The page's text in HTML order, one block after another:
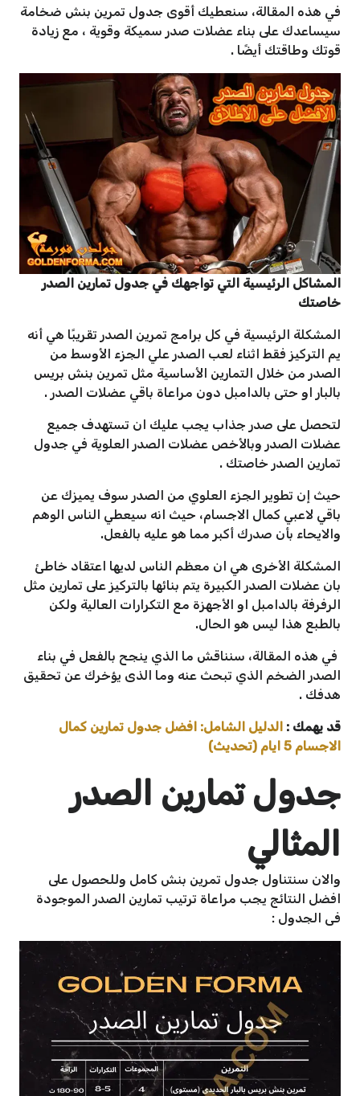
في هذه المقالة، سنعطيك أقوى جدول تمرين بنش ضخامة
سيساعدك على بناء عضلات صدر سميكة وقوية ، مع زيادة
قوتك وطاقتك أيضًا .
المشاكل الرئيسية التي تواجهك في جدول تمارين الصدر
خاصتك
المشكلة الرئيسية في كل برامج تمرين الصدر تقريبًا هي أنه
يم التركيز فقط اثناء لعب الصدر علي الجزء الأوسط من
الصدر من خلال التمارين الأساسية مثل تمرين بنش بريس
بالبار او حتى بالدامبل دون مراعاة باقي عضلات الصدر .
لتحصل على صدر جذاب يجب عليك ان تستهدف جميع
عضلات الصدر وبالأخص عضلات الصدر العلوية في جدول
تمارين الصدر خاصتك .
حيث إن تطوير الجزء العلوي من الصدر سوف يميزك عن
باقي لاعبي كمال الاجسام، حيث انه سيعطي الناس الوهم
والايحاء بأن صدرك أكبر مما هو عليه بالفعل.
المشكلة الأخرى هي ان معظم الناس لديها اعتقاد خاطئ
بان عضلات الصدر الكبيرة يتم بنائها بالتركيز على تمارين مثل
الرفرفة بالدامبل او الأجهزة مع التكرارات العالية ولكن
بالطبع هذا ليس هو الحال.
في هذه المقالة، سنناقش ما الذي ينجح بالفعل في بناء
الصدر الضخم الذي تبحث عنه وما الذى يؤخرك عن تحقيق
هدفك .
قد يهمك : الدليل الشامل: افضل جدول تمارين كمال
الاجسام 5 ايام (تحديث)
جدول تمارين الصدر
المثالي
والان سنتناول جدول تمرين بنش كامل وللحصول على
افضل النتائج يجب مراعاة ترتيب تمارين الصدر الموجودة
فى الجدول :